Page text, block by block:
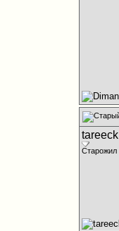
tareeck
Старожил